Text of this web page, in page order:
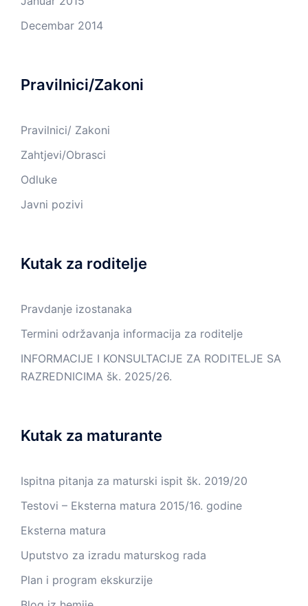
Decembar 2014
Pravilnici/Zakoni
Pravilnici/ Zakoni
Zahtjevi/Obrasci
Odluke
Javni pozivi
Kutak za roditelje
Pravdanje izostanaka
Termini održavanja informacija za roditelje
INFORMACIJE I KONSULTACIJE ZA RODITELJE SA
RAZREDNICIMA šk. 2025/26.
Kutak za maturante
Ispitna pitanja za maturski ispit šk. 2019/20
Testovi – Eksterna matura 2015/16. godine
Eksterna matura
Uputstvo za izradu maturskog rada
Plan i program ekskurzije